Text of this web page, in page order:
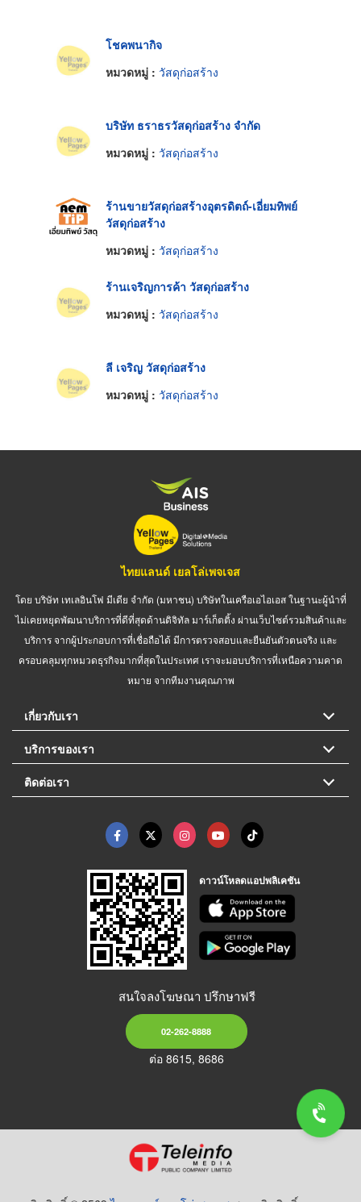
โชคพนากิจ
หมวดหมู่ : วัสดุก่อสร้าง
บริษัท ธราธรวัสดุก่อสร้าง จำกัด
หมวดหมู่ : วัสดุก่อสร้าง
ร้านขายวัสดุก่อสร้างอุตรดิตถ์-เอี่ยมทิพย์
วัสดุก่อสร้าง
หมวดหมู่ : วัสดุก่อสร้าง
ร้านเจริญการค้า วัสดุก่อสร้าง
หมวดหมู่ : วัสดุก่อสร้าง
ลี เจริญ วัสดุก่อสร้าง
หมวดหมู่ : วัสดุก่อสร้าง
ไทยแลนด์ เยลโล่เพจเจส
โดย บริษัท เทเลอินโฟ มีเดีย จำกัด (มหาชน) บริษัทในเครือเอไอเอส ในฐานะผู้นำที่
ไม่เคยหยุดพัฒนาบริการที่ดีที่สุดด้านดิจิทัล มาร์เก็ตติ้ง ผ่านเว็บไซต์รวมสินค้าและ
บริการ จากผู้ประกอบการที่เชื่อถือได้ มีการตรวจสอบและยืนยันตัวตนจริง และ
ครอบคลุมทุกหมวดธุรกิจมากที่สุดในประเทศ เราจะมอบบริการที่เหนือความคาด
หมาย จากทีมงานคุณภาพ
เกี่ยวกับเรา
บริการของเรา
ติดต่อเรา
ดาวน์โหลดแอปพลิเคชัน
สนใจลงโฆษณา ปรึกษาฟรี
02-262-8888
ต่อ 8615, 8686